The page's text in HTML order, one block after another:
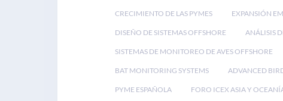
CRECIMIENTO DE LAS PYMES EXPANSIÓN
DISEÑO DE SISTEMAS OFFSHORE ANÁLISIS
SISTEMAS DE MONITOREO DE AVES OFFSHORE
BAT MONITORING SYSTEMS ADVANCED
PYME ESPAÑOLA FORO ICEX ASIA Y